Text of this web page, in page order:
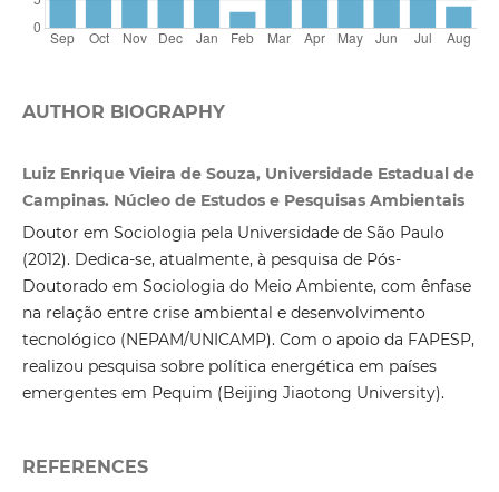
AUTHOR BIOGRAPHY
Luiz Enrique Vieira de Souza, Universidade Estadual de
Campinas. Núcleo de Estudos e Pesquisas Ambientais
Doutor em Sociologia pela Universidade de São Paulo
(2012). Dedica-se, atualmente, à pesquisa de Pós-
Doutorado em Sociologia do Meio Ambiente, com ênfase
na relação entre crise ambiental e desenvolvimento
tecnológico (NEPAM/UNICAMP). Com o apoio da FAPESP,
realizou pesquisa sobre política energética em países
emergentes em Pequim (Beijing Jiaotong University).
REFERENCES